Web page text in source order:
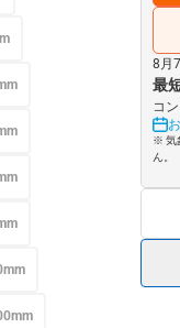
8月
最
コ
※ 気
ん。